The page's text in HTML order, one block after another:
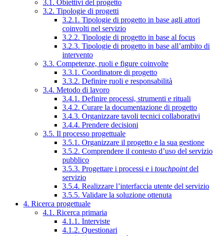
3.1. Obiettivi del progetto
3.2. Tipologie di progetti
3.2.1. Tipologie di progetto in base agli attori
coinvolti nel servizio
3.2.2. Tipologie di progetto in base al focus
3.2.3. Tipologie di progetto in base all’ambito di
intervento
3.3. Competenze, ruoli e figure coinvolte
3.3.1. Coordinatore di progetto
3.3.2. Definire ruoli e responsabilità
3.4. Metodo di lavoro
3.4.1. Definire processi, strumenti e rituali
3.4.2. Curare la documentazione di progetto
3.4.3. Organizzare tavoli tecnici collaborativi
3.4.4. Prendere decisioni
3.5. Il processo progettuale
3.5.1. Organizzare il progetto e la sua gestione
3.5.2. Comprendere il contesto d’uso del servizio
pubblico
3.5.3. Progettare i processi e i touchpointdel
servizio
3.5.4. Realizzare l’interfaccia utente del servizio
3.5.5. Validare la soluzione ottenuta
4. Ricerca progettuale
4.1. Ricerca primaria
4.1.1. Interviste
4.1.2. Questionari